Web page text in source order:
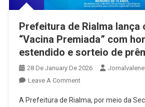
Prefeitura de Rialma lança
“Vacina Premiada” com
estendido e sorteio de
28 De January De 2026
Leave A CommentOn
De
A Prefeitura de Rialma, por meio da